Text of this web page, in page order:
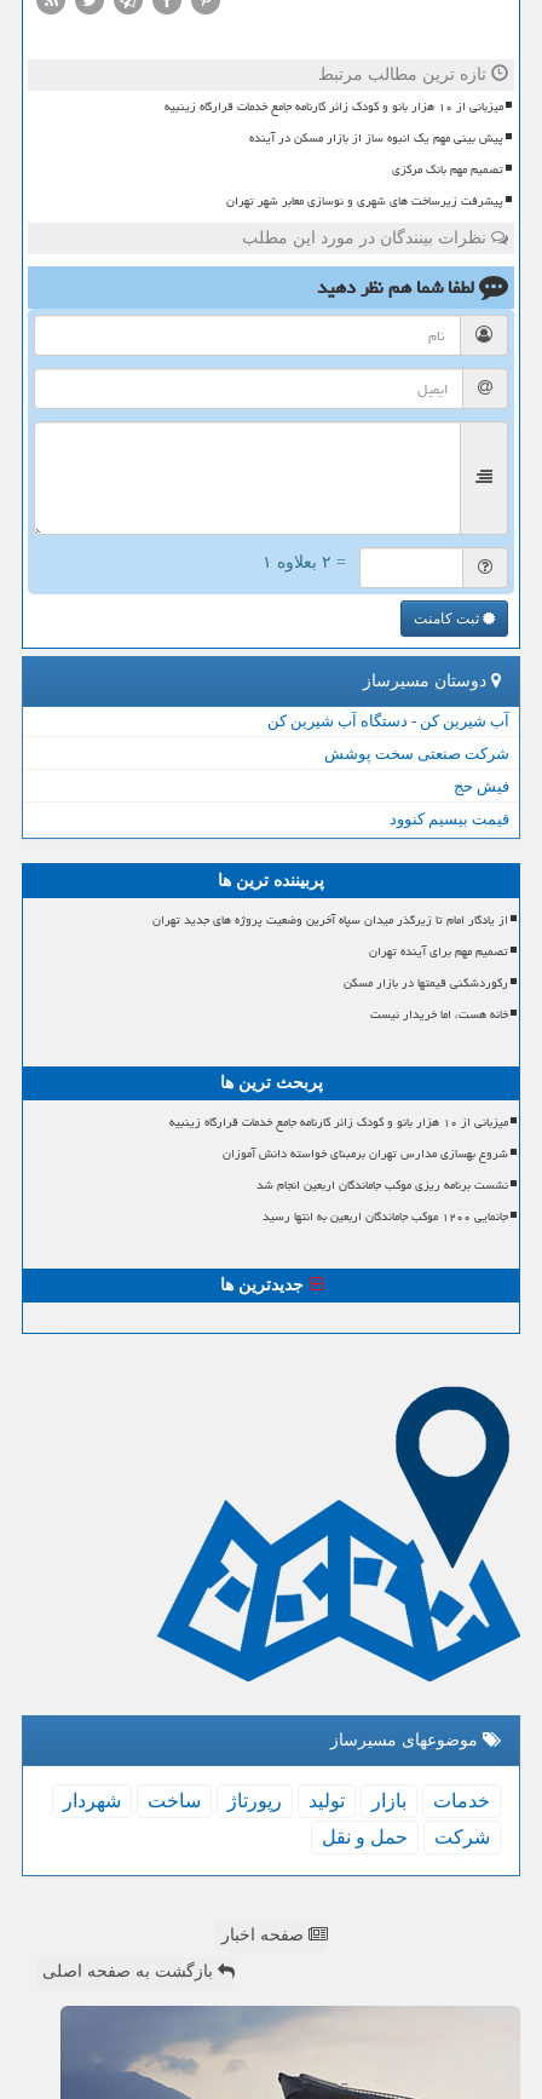
تازه ترین مطالب مرتبط
میزبانی از ۱۰ هزار بانو و کودک زائر کارنامه جامع خدمات قرارگاه زینبیه
پیش بینی مهم یک انبوه ساز از بازار مسکن در آینده
تصمیم مهم بانک مرکزی
پیشرفت زیرساخت های شهری و نوسازی معابر شهر تهران
نظرات بینندگان در مورد این مطلب
لطفا شما همنظر دهید
= ۲ بعلاوه ۱
ثبت کامنت
دوستان مسیرساز
آب شیرین کن - دستگاه آب شیرین کن
شرکت صنعتی سخت پوشش
فیش حج
قیمت بیسیم کنوود
پربیننده ترین ها
از یادگار امام تا زیرگذر میدان سپاه آخرین وضعیت پروژه های جدید تهران
تصمیم مهم برای آینده تهران
رکوردشکنی قیمتها در بازار مسکن
خانه هست، اما خریدار نیست
پربحث ترین ها
میزبانی از ۱۰ هزار بانو و کودک زائر کارنامه جامع خدمات قرارگاه زینبیه
شروع بهسازی مدارس تهران برمبنای خواسته دانش آموزان
نشست برنامه ریزی موکب جاماندگان اربعین انجام شد
جانمایی ۱۲۰۰ موکب جاماندگان اربعین به انتها رسید
جدیدترین ها
موضوعهای مسیرساز
خدمات بازار تولید رپورتاژ ساخت
شهردار
شركت
حمل و نقل
صفحه اخبار
بازگشت به صفحه اصلی